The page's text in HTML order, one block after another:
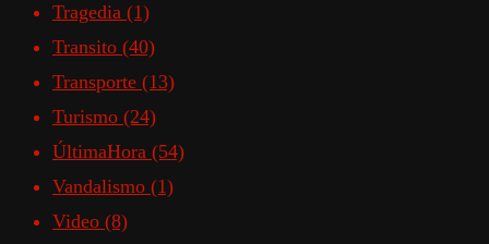
Tragedia (1)
Transito (40)
Transporte (13)
Turismo (24)
ÚltimaHora (54)
Vandalismo (1)
Video (8)